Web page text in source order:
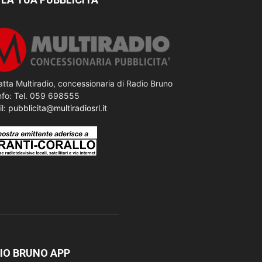
Multiradio, concessionaria di Radio Bruno
Tel. 059 698555
pubblicita@multiradiosrl.it
BRUNO APP